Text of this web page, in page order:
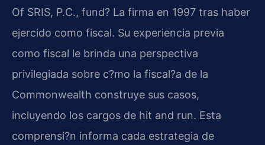
Of SRIS, P.C., fund? La firma en 1997 tras haber
ejercido como fiscal. Su experiencia previa
como fiscal le brinda una perspectiva
privilegiada sobre c?mo la fiscal?a de la
Commonwealth construye sus casos,
incluyendo los cargos de hit and run. Esta
comprensi?n informa cada estrategia de